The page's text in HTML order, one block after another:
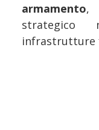
armamento,
strategico
infrastrutture